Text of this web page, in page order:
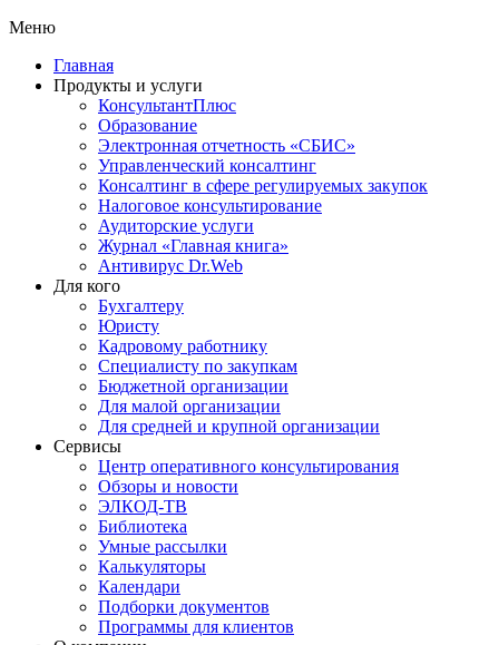
Меню
Главная
Продукты и услуги
КонсультантПлюс
Образование
Электронная отчетность «СБИС»
Управленческий консалтинг
Консалтинг в сфере регулируемых закупок
Налоговое консультирование
Аудиторские услуги
Журнал «Главная книга»
Антивирус Dr.Web
Для кого
Бухгалтеру
Юристу
Кадровому работнику
Специалисту по закупкам
Бюджетной организации
Для малой организации
Для средней и крупной организации
Сервисы
Центр оперативного консультирования
Обзоры и новости
ЭЛКОД-ТВ
Библиотека
Умные рассылки
Калькуляторы
Календари
Подборки документов
Программы для клиентов